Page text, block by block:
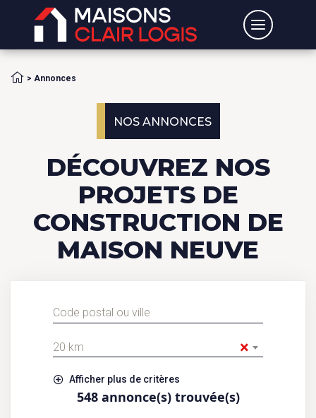
Accueil
> Annonces
NOS ANNONCES
DÉCOUVREZ NOS
PROJETS DE
CONSTRUCTION DE
MAISON NEUVE
×
20 km
Afficher plus de critères
548annonce(s) trouvée(s)